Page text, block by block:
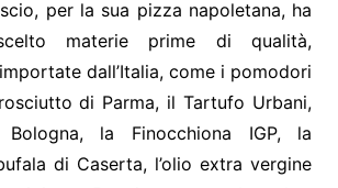
per la sua pizza napoletana, ha
materie prime di qualità,
dall’Italia, come i pomodori
di Parma, il Tartufo Urbani,
la Finocchiona IGP, la
di Caserta, l’olio extra vergine